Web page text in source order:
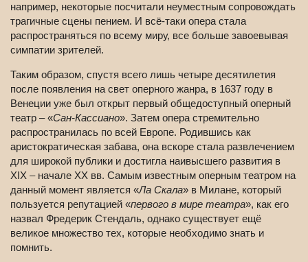
например, некоторые посчитали неуместным сопровождать
трагичные сцены пением. И всё-таки опера стала
распространяться по всему миру, все больше завоевывая
симпатии зрителей.
Таким образом, спустя всего лишь четыре десятилетия
после появления на свет оперного жанра, в 1637 году в
Венеции уже был открыт первый общедоступный оперный
театр – «Сан-Кассиано». Затем опера стремительно
распространилась по всей Европе. Родившись как
аристократическая забава, она вскоре стала развлечением
для широкой публики и достигла наивысшего развития в
XIX – начале XX вв. Самым известным оперным театром на
данный момент является «Ла Скала» в Милане, который
пользуется репутацией «первого в мире театра», как его
назвал Фредерик Стендаль, однако существует ещё
великое множество тех, которые необходимо знать и
помнить.